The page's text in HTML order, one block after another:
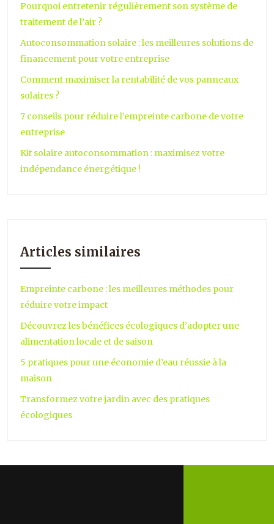
Pourquoi entretenir régulièrement son système de
traitement de l’air ?
Autoconsommation solaire : les meilleures solutions de
financement pour votre entreprise
Comment maximiser la rentabilité de vos panneaux
solaires ?
7 conseils pour réduire l’empreinte carbone de votre
entreprise
Kit solaire autoconsommation : maximisez votre
indépendance énergétique !
Articles similaires
Empreinte carbone : les meilleures méthodes pour
réduire votre impact
Découvrez les bénéfices écologiques d’adopter une
alimentation locale et de saison
5 pratiques pour une économie d’eau réussie à la
maison
Transformez votre jardin avec des pratiques
écologiques